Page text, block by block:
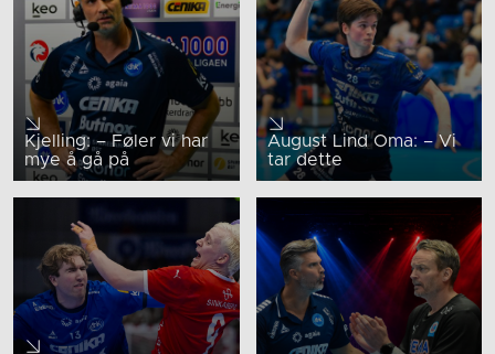
Kjelling: – Føler vi har
mye å gå på
August Lind Oma: – Vi
tar dette